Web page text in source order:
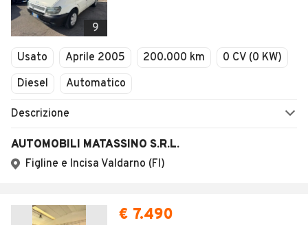
9
Usato Aprile 2005 200.000 km
0 CV (0 KW)
Diesel
Automatico
Descrizione
AUTOMOBILI MATASSINO S.R.L.
Figline e Incisa Valdarno (FI)
€ 7.490